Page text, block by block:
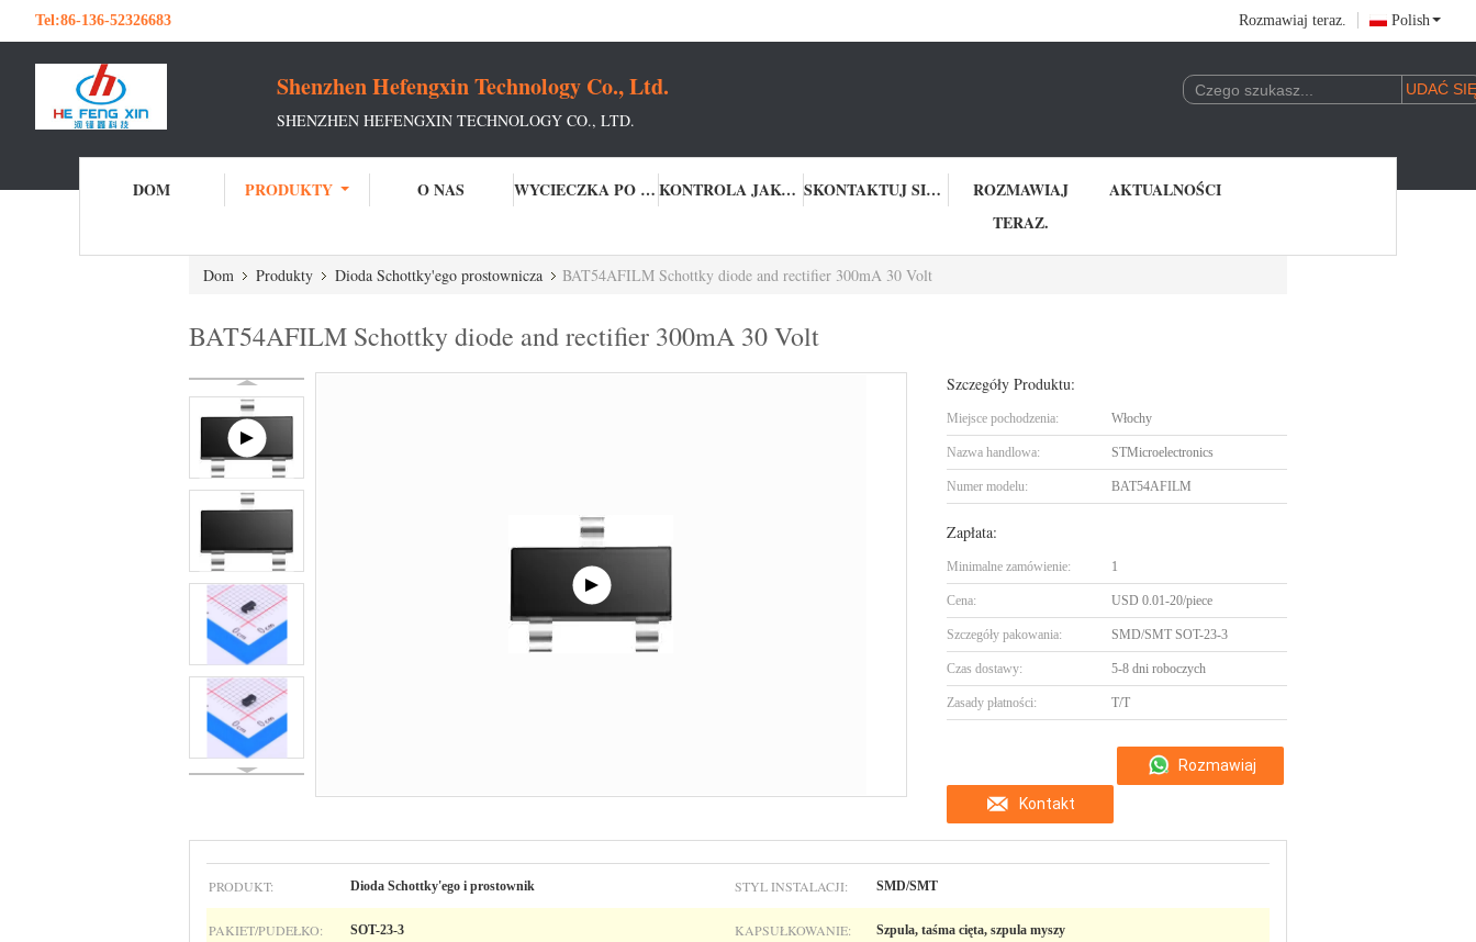
Tel:86-136-52326683 Rozmawiaj teraz. Polish
Shenzhen Hefengxin Technology Co., Ltd.
SHENZHEN HEFENGXIN TECHNOLOGY CO., LTD.
DOM PRODUKTY O NAS WYCIECZKA PO FABRYCE KONTROLA JAKOŚCI SKONTAKTUJ SIĘ Z NAMI
ROZMAWIAJ
TERAZ.
AKTUALNOŚCI
Dom Produkty Dioda Schottky'ego prostownicza BAT54AFILM Schottky diode and rectifier 300mA 30 Volt
BAT54AFILM Schottky diode and rectifier 300mA 30 Volt
Szczegóły Produktu:
Miejsce pochodzenia: Włochy
Nazwa handlowa: STMicroelectronics
Numer modelu: BAT54AFILM
Zapłata:
Minimalne zamówienie: 1
Cena: USD 0.01-20/piece
Szczegóły pakowania: SMD/SMT SOT-23-3
Czas dostawy: 5-8 dni roboczych
Zasady płatności: T/T
Kontakt
Rozmawiaj
PRODUKT: Dioda Schottky'ego i prostownik STYL INSTALACJI: SMD/SMT
PAKIET/PUDEŁKO: SOT-23-3 KAPSUŁKOWANIE: Szpula, taśma cięta, szpula myszy